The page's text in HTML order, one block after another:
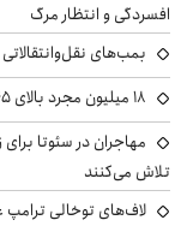
افسردگی و انتظار مرگ
بمب‌های
۱۸ میلیون مجرد بالای ۴۵ سال؟ باید نشانه‌های بحران اجتماعی را جدی گرفت
مهاجران در سئوتا
تلاش می‌کنند
لاف‌های توخالی ترامپ